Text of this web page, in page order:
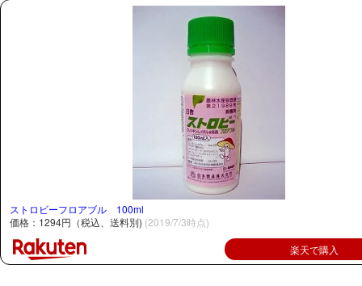
ストロビーフロアブル 100ml
価格：1294円（税込、送料別) (2019/7/3時点)
楽天で購入